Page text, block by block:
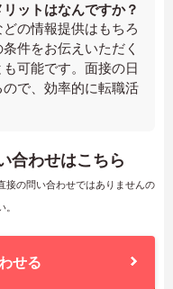
ットはなんですか？
の情報提供はもちろ
件をお伝えいただく
可能です。面接の日
で、効率的に転職活
合わせはこちら
接の問い合わせではありませんの
せる